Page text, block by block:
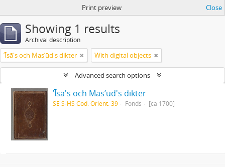
Print preview Close
Showing 1 results
Archival description
ʼĪsā's och Masʼūd's dikter With digital objects
Advanced search options
ʼĪsā's och Masʼūd's dikter
SE S-HS Cod. Orient. 39 Fonds [ca 1700]